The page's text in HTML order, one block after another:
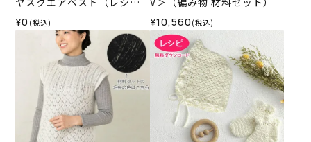
ピ）
¥0 (税込) ¥10,560 (税込)